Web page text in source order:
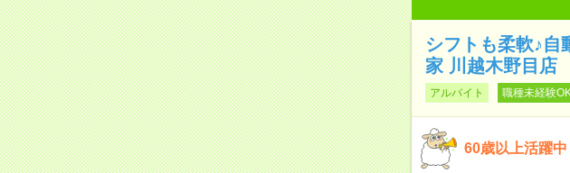
シフトも柔軟♪
家 川越木野目店
アルバイト 職種未経験OK
60歳以上活躍